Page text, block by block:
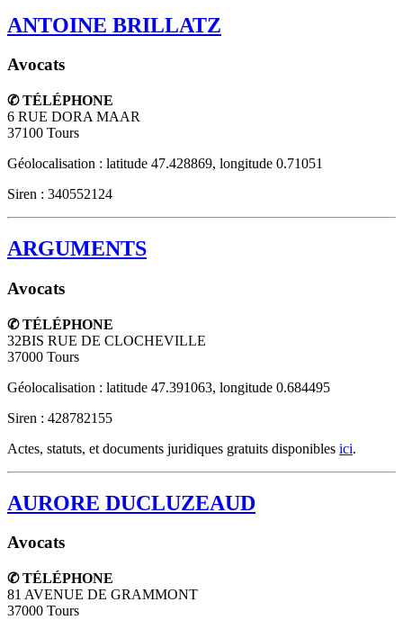
ANTOINE BRILLATZ
Avocats
✆ TÉLÉPHONE
6 RUE DORA MAAR
37100 Tours
Géolocalisation : latitude 47.428869, longitude 0.71051
Siren : 340552124
ARGUMENTS
Avocats
✆ TÉLÉPHONE
32BIS RUE DE CLOCHEVILLE
37000 Tours
Géolocalisation : latitude 47.391063, longitude 0.684495
Siren : 428782155
Actes, statuts, et documents juridiques gratuits disponibles ici.
AURORE DUCLUZEAUD
Avocats
✆ TÉLÉPHONE
81 AVENUE DE GRAMMONT
37000 Tours